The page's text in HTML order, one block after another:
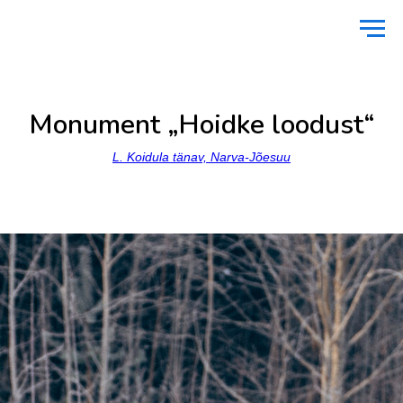
Monument „Hoidke loodust“
L. Koidula tänav, Narva-Jõesuu